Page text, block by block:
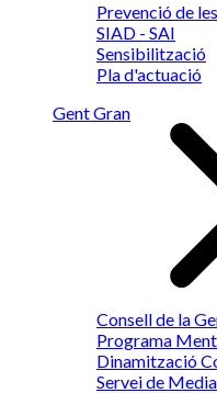
Prevenció de
SIAD - SAI
Sensibilització
Pla d'actuació
Gent Gran
Consell de la
Programa
Dinamització
Servei de